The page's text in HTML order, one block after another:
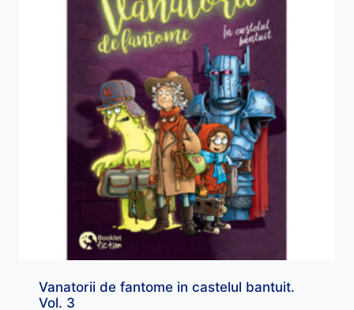
Vanatorii de fantome in castelul bantuit.
Vol. 3